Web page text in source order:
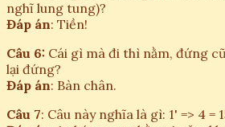
nghĩ lung tung)?
Đáp án: Tiền!
Câu 6: Cái gì mà đi thì nằm, đứng
lại đứng?
Đáp án: Bàn chân.
Câu 7: Câu này nghĩa là gì: 1' => 4 =